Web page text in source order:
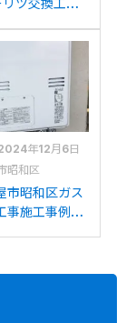
ーリツGQ-
1への交換
年12月6日
昭和区
市昭和区ガス
事施工事例：